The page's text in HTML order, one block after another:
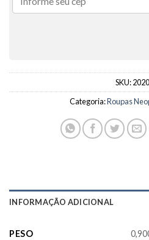
SKU:
Categoria:Roupas
INFORMAÇÃO ADICIONAL
PESO